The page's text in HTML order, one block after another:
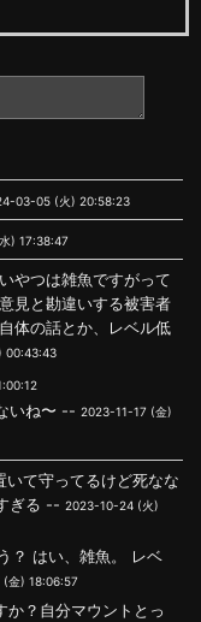
03-05 (火) 20:58:23
) 17:38:47
やつは雑魚ですがって
見と勘違いする被害者
体の話とか、レベル低
00:43:43
いね〜 -- 2023-11-17 (金)
て守ってるけど死なな
ぎる -- 2023-10-24 (火)
？ はい、雑魚。 レベ
金) 18:06:57
か？自分マウントとっ